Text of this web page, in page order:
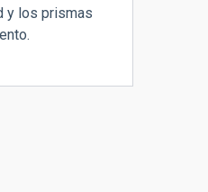
y los prismas